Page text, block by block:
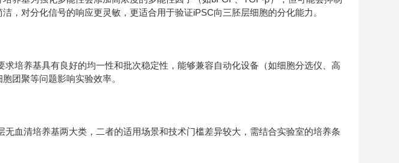
，对分化信号的响应更灵敏，更适合用于验证iPSC向三胚层细胞的分化能力。
培养基具有良好的均一性和批次稳定性，能够兼容自动化设备（如细胞分选仪、高
团聚等问题影响实验效率。
血清培养基两大类，二者的适用场景和技术门槛差异较大，需结合实验室的培养条